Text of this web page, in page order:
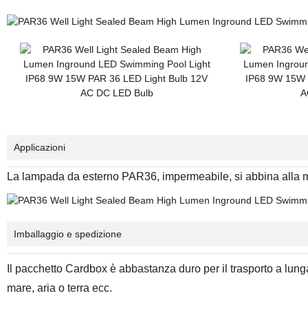
Applicazioni
La lampada da esterno PAR36, impermeabile, si abbina
Imballaggio e spedizione
Il pacchetto Cardbox è abbastanza duro per il trasporto a
mare, aria o terra ecc.